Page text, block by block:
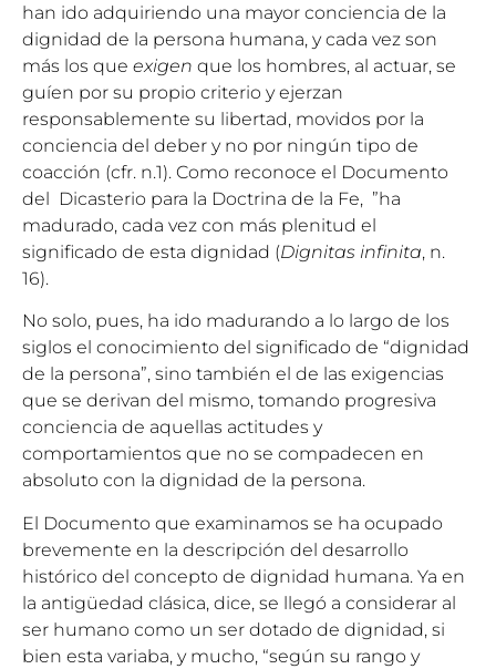
han ido adquiriendo una mayor conciencia de la
dignidad de la persona humana, y cada vez son
más los que exigen que los hombres, al actuar, se
guíen por su propio criterio y ejerzan
responsablemente su libertad, movidos por la
conciencia del deber y no por ningún tipo de
coacción (cfr. n.1). Como reconoce el Documento
del Dicasterio para la Doctrina de la Fe, ”ha
madurado, cada vez con más plenitud el
significado de esta dignidad (Dignitas infinita, n.
16).
No solo, pues, ha ido madurando a lo largo de los
siglos el conocimiento del significado de “dignidad
de la persona”, sino también el de las exigencias
que se derivan del mismo, tomando progresiva
conciencia de aquellas actitudes y
comportamientos que no se compadecen en
absoluto con la dignidad de la persona.
El Documento que examinamos se ha ocupado
brevemente en la descripción del desarrollo
histórico del concepto de dignidad humana. Ya en
la antigüedad clásica, dice, se llegó a considerar al
ser humano como un ser dotado de dignidad, si
bien esta variaba, y mucho, “según su rango y